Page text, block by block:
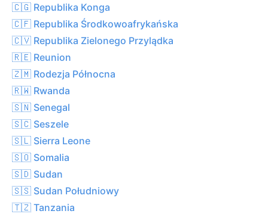
🇨🇬 Republika Konga
🇨🇫 Republika Środkowoafrykańska
🇨🇻 Republika Zielonego Przylądka
🇷🇪 Reunion
🇿🇲 Rodezja Północna
🇷🇼 Rwanda
🇸🇳 Senegal
🇸🇨 Seszele
🇸🇱 Sierra Leone
🇸🇴 Somalia
🇸🇩 Sudan
🇸🇸 Sudan Południowy
🇹🇿 Tanzania